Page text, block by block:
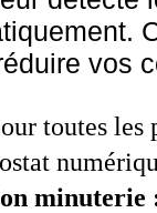
vos
toutes les
minuterie